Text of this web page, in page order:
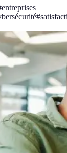
entreprises
#